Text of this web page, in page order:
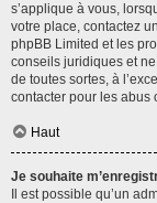
s’applique à vous,
votre place, contactez
phpBB Limited et les
conseils juridiques et
de toutes sortes, à
contacter pour les abus
Haut
Je souhaite
Il est possible qu’un